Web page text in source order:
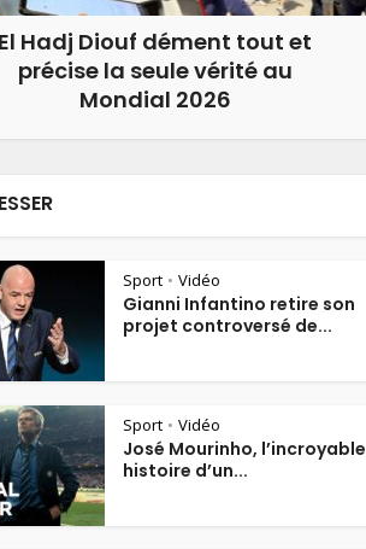
El Hadj Diouf dément tout et
précise la seule vérité au
Mondial 2026
Sport • Vidéo
Gianni Infantino retire son
projet controversé de...
Sport • Vidéo
José Mourinho, l’incroyable
histoire d’un...